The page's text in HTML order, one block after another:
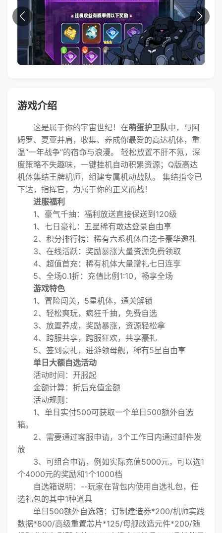
游戏介绍
这是属于你的宇宙世纪！在萌蛋护卫队中，与阿
姆罗、夏亚并肩，收集、养成你最爱的高达机体，重
温“一年战争”的宿命与浪漫。 轻松放置不肝不氪，深
度策略不失趣味，一键挂机自动积累资源；Q版高达
机体集结王牌机师，组建专属机动战队。 集结指令已
下达，指挥官，为属于你的正义而战！
进服福利
1、豪气千抽：福利放送直接保送到120级
1、七日豪礼：五星稀有敢达登录自由享
2、积分排行榜：稀有六系机体自选卡豪华邀礼
3、在线活跃：奖励暴涨大量资源免费领取
4、超值首充：稀有机体大量赠礼七日连享
5、全场0.1折：充值比例1:10，畅享全场
游戏特色
1、冒险闯关，5星机体，通关解锁
2、轻松爽玩，疯狂千抽，免费自选
3、放置养成，奖励暴涨，资源轻松拿
4、跨服共享，跨服狂欢，共享豪礼
5、签到豪礼，进游领母舰，稀有5星自由享
单日大额自选活动
活动时间：开服起
金额计算：折后充值金额
活动规则：
1、单日实付500可获取一个单日500额外自选
箱。
2、需要通过客服申请，3个工作日内通过邮件发
放
3、可组合申请，例如实际充值5000元，可以选1
个4000元的奖励和1个1000档
自选箱说明：--玩家在背包内使用自选礼包，任
选礼包的其中1种道具
单日500额外自选箱：订制建造券*200/机师实践
数据*800/高级重置芯片*125/母舰改造元件*200/随